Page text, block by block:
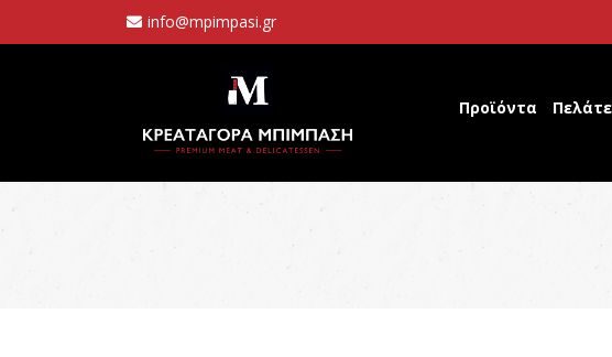
info@mpimpasi.gr
Προϊόντα